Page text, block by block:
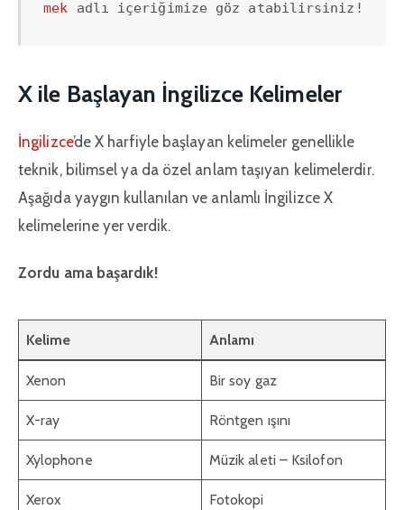
mek adlı içeriğimize göz atabilirsiniz!
X ile Başlayan İngilizce Kelimeler
İngilizce’de X harfiyle başlayan kelimeler genellikle
teknik, bilimsel ya da özel anlam taşıyan kelimelerdir.
Aşağıda yaygın kullanılan ve anlamlı İngilizce X
kelimelerine yer verdik.
Zordu ama başardık!
Kelime Anlamı
Xenon Bir soy gaz
X-ray Röntgen ışını
Xylophone Müzik aleti – Ksilofon
Xerox
Fotokopi